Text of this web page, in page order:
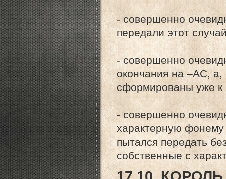
- совершенно
передали этот
- совершенно
окончания на –АС,
сформированы уже к
- совершенно
характерную фонему
пытался передать
собственные с